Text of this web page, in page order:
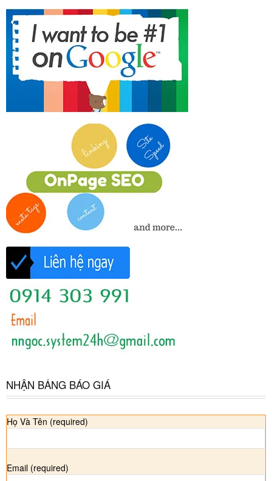
NHẬN BẢNG BÁO GIÁ
Họ Và Tên (required)
Email (required)